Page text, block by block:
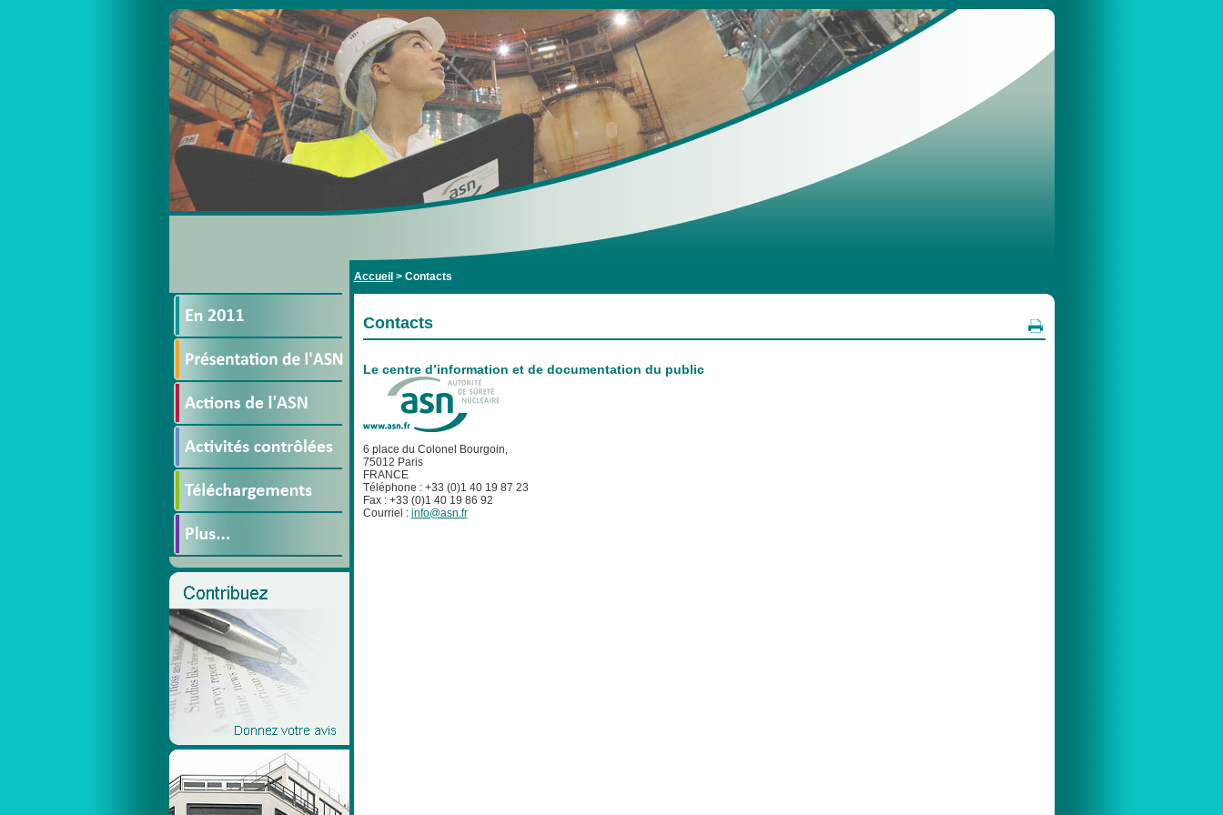
Accueil > Contacts
Contacts
Le centre d’information et de documentation du public
6 place du Colonel Bourgoin,
75012 Paris
FRANCE
Téléphone : +33 (0)1 40 19 87 23
Fax : +33 (0)1 40 19 86 92
Courriel : info@asn.fr